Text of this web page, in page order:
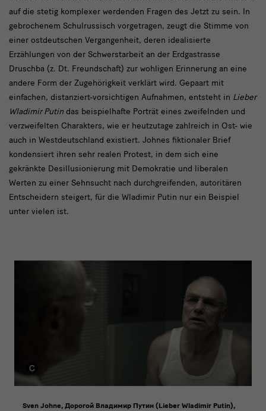
Putin
auf die stetig komplexer werdenden Fragen des Jetzt zu sein. In
gebrochenem Schulrussisch vorgetragen, zeugt die Stimme von
einer ostdeutschen Vergangenheit, deren idealisierte
Erzählungen von der Schwerstarbeit an der Erdgastrasse
Druschba (z. Dt. Freundschaft) zur wohligen Erinnerung an eine
andere Form der Zugehörigkeit verklärt wird. Gepaart mit
einfachen, distanziert-vorsichtigen Aufnahmen, entsteht in Lieber
Wladimir Putin das beispielhafte Porträt eines zweifelnden und
verzweifelten Charakters, wie er heutzutage zahlreich in Ost- wie
auch in Westdeutschland existiert. Johnes fiktionaler Brief
kondensiert ihren sehr realen Protest, in dem sich eine
gekränkte Desillusionierung mit Demokratie und liberalen
Werten zu einer Sehnsucht nach durchgreifenden, autoritären
Entscheidern steigert, für die Wladimir Putin nur ein Beispiel
unter vielen ist.
Sven Johne, Дорогой Владимир Путин (Lieber Wladimir Putin),